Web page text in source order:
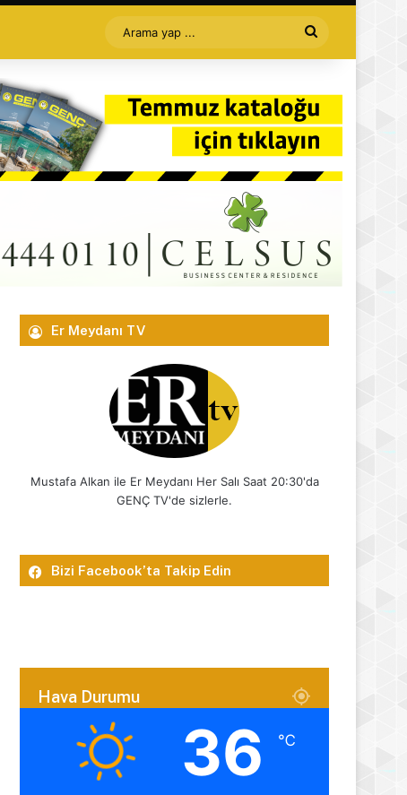
Arama
yap
...
Er Meydanı TV
Mustafa Alkan ile Er Meydanı Her Salı Saat 20:30'da
GENÇ TV'de sizlerle.
Bizi Facebook’ta Takip Edin
Hava Durumu
36 ℃